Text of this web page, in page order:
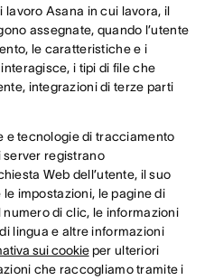
lavoro Asana in cui lavora, il
assegnate, quando l’utente
le caratteristiche e i
i tipi di file che
integrazioni di terze parti
e tecnologie di tracciamento
server registrano
Web dell’utente, il suo
le impostazioni, le pagine di
di clic, le informazioni
lingua e altre informazioni
sui cookieper ulteriori
che raccogliamo tramite i